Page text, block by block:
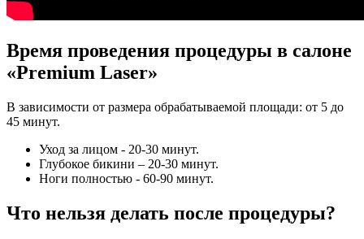
Время проведения процедуры в салоне
«Premium Laser»
В зависимости от размера обрабатываемой площади: от 5 до
45 минут.
Уход за лицом - 20-30 минут.
Глубокое бикини – 20-30 минут.
Ноги полностью - 60-90 минут.
Что нельзя делать после процедуры?